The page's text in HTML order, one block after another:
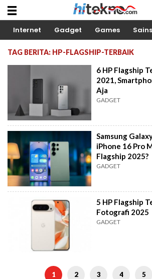
Internet Gadget Games Sains
TAG BERITA: HP-FLAGSHIP-TERBAIK
6 HP Flagship
2021,
Aja
GADGET
Samsung
iPhone 16 Pro
Flagship 2025?
GADGET
5 HP Flagship
Fotografi 2025
GADGET
1 2 3 4 5